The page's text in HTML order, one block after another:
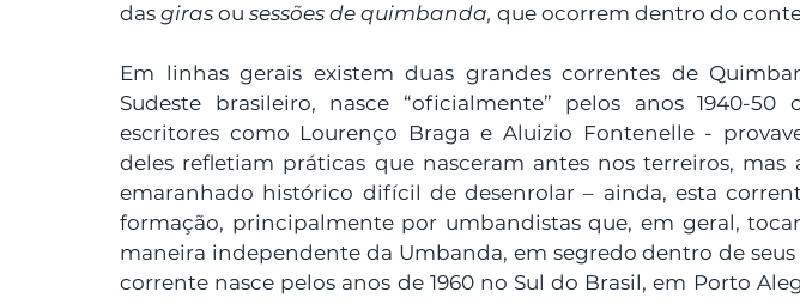
das giras ou sessões de quimbanda, que ocorrem dentro do
Em linhas gerais existem duas grandes correntes de
Sudeste brasileiro, nasce “oficialmente” pelos anos 1940-
escritores como Lourenço Braga e Aluizio Fontenelle -
deles refletiam práticas que nasceram antes nos terreiros,
emaranhado histórico difícil de desenrolar – ainda, esta
formação, principalmente por umbandistas que, em geral,
maneira independente da Umbanda, em segredo dentro de seus
corrente nasce pelos anos de 1960 no Sul do Brasil, em Porto